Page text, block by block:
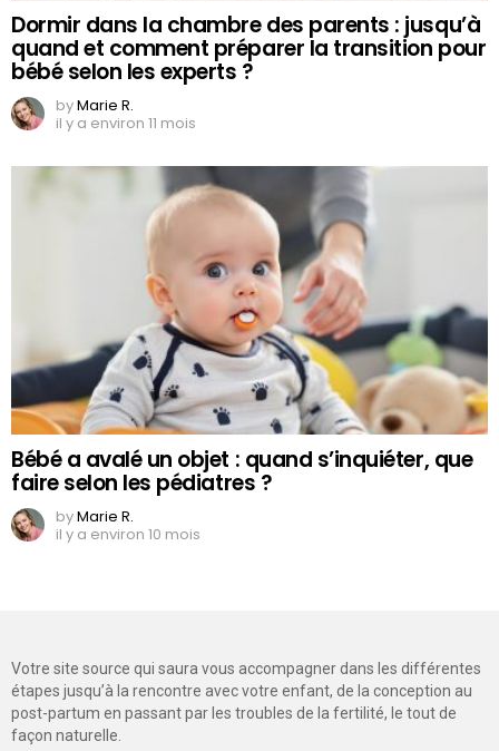
Dormir dans la chambre des parents : jusqu’à
quand et comment préparer la transition pour
bébé selon les experts ?
byMarie R.
il y a environ 11 mois
Bébé a avalé un objet : quand s’inquiéter, que
faire selon les pédiatres ?
byMarie R.
il y a environ 10 mois
Votre site source qui saura vous accompagner dans les différentes
étapes jusqu’à la rencontre avec votre enfant, de la conception au
post-partum en passant par les troubles de la fertilité, le tout de
façon naturelle.